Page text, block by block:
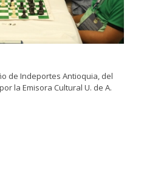
de Indeportes Antioquia, del
la Emisora Cultural U. de A.